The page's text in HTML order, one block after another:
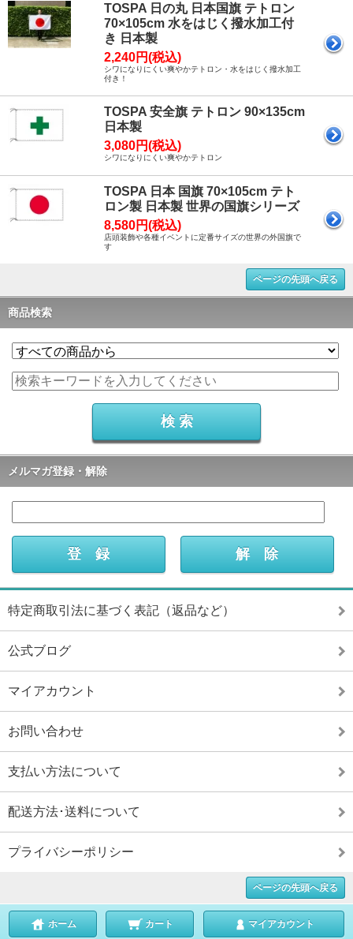
TOSPA 日の丸 日本国旗 テトロン
70×105cm 水をはじく撥水加工付
き 日本製
2,240円(税込)
シワになりにくい爽やかテトロン・水をはじく撥水加工
付き！
TOSPA 安全旗 テトロン 90×135cm
日本製
3,080円(税込)
シワになりにくい爽やかテトロン
TOSPA 日本 国旗 70×105cm テト
ロン製 日本製 世界の国旗シリーズ
8,580円(税込)
店頭装飾や各種イベントに定番サイズの世界の外国旗で
す
ページの先頭へ戻る
商品検索
メルマガ登録・解除
特定商取引法に基づく表記（返品など）
公式ブログ
マイアカウント
お問い合わせ
支払い方法について
配送方法･送料について
プライバシーポリシー
ページの先頭へ戻る
ホーム カート マイアカウント